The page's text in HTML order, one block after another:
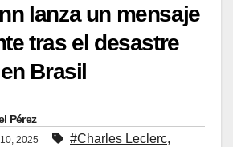
lanza un mensaje
tras el desastre
Brasil
Pérez
2025 #Charles Leclerc,